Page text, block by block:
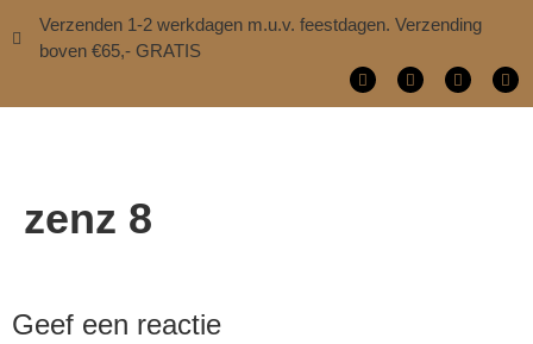
Verzenden 1-2 werkdagen m.u.v. feestdagen. Verzending
boven €65,- GRATIS
zenz 8
Geef een reactie